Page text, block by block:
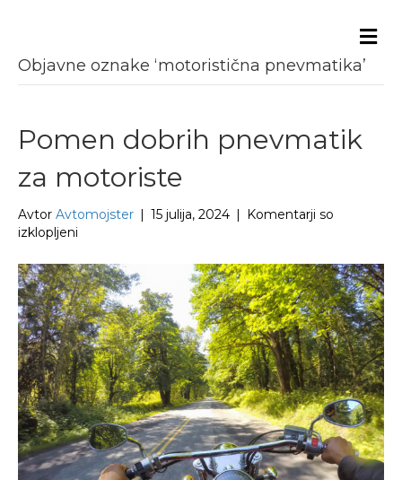
Objavne oznake ‘motoristična pnevmatika’
Pomen dobrih pnevmatik
za motoriste
Avtor Avtomojster | 15 julija, 2024 | Komentarji so
izklopljeni
dobrih
pnevmatik
za
motoriste